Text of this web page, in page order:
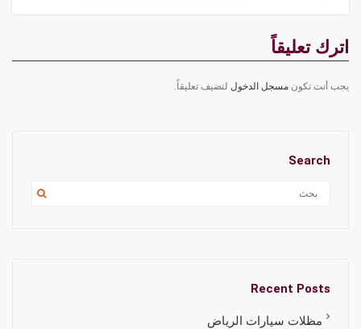
اترك تعليقاً
يجب أنت تكون مسجل الدخول لتضيف تعليقاً.
Search
Recent Posts
مظلات سيارات الرياض